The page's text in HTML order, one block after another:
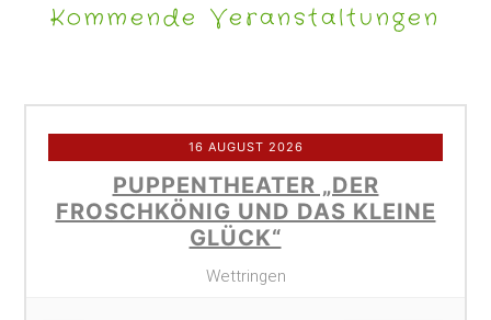
Kommende Veranstaltungen
16 AUGUST 2026
PUPPENTHEATER „DER
FROSCHKÖNIG UND DAS KLEINE
GLÜCK“
Wettringen